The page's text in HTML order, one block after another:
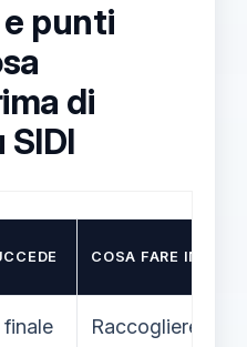
punti
di
COSA FARE IN
Raccogliere esiti,